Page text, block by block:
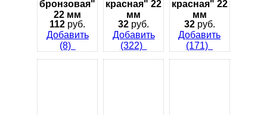
бронзовая"
22 мм
112 руб.
Добавить
(8)
красная" 22
мм
32 руб.
Добавить
(322)
красная" 22
мм
32руб.
Добавить
(171)